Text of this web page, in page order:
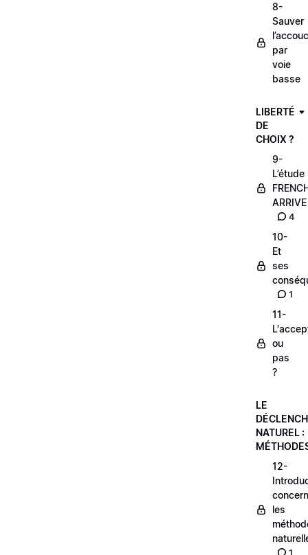
8-
Sauver
par
voie
basse
LIBERTÉ
DE
CHOIX ?
9-
L’étude
ARRIVE
4
10-
Et
ses
1
11-
ou
pas
?
LE
NATUREL :
12-
les
1